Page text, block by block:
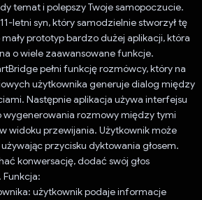
temat i polepszy Twoje samopoczucie.
letni syn, który samodzielnie stworzył tę
prototyp bardzo dużej aplikacji, która
o wiele zaawansowane funkcje.
pełni funkcję rozmówcy, który na
użytkownika generuje dialog między
Następnie aplikacja używa interfejsu
wygenerowania rozmowy między tymi
widoku przewijania. Użytkownik może
przycisku dyktowania głosem.
konwersację, dodać swój głos
użytkownik podaje informacje